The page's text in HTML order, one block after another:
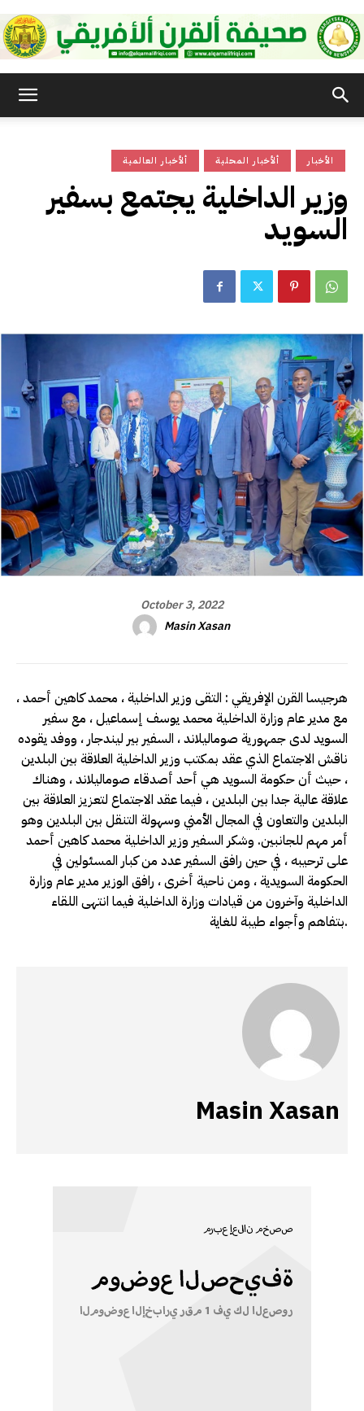
القرنألأخبار العالمية ألأخبار المحلية الأخبار
وزير الداخلية يجتمع بسفير
السويد
October 3, 2022
Masin Xasan
هرجيسا القرن الإفريقي : التقى وزير الداخلية ، محمد كاهين أحمد ،
مع مدير عام وزارة الداخلية محمد يوسف إسماعيل ، مع سفير
السويد لدى جمهورية صوماليلاند ، السفير بير ليندجار ، ووفد يقوده
ناقش الاجتماع الذي عقد بمكتب وزير الداخلية العلاقة بين البلدين
، حيث أن حكومة السويد هي أحد أصدقاء صوماليلاند ، وهناك
علاقة عالية جدا بين البلدين ، فيما عقد الاجتماع لتعزيز العلاقة بين
البلدين والتعاون في المجال الأمني وسهولة التنقل بين البلدين وهو
أمر مهم للجانبين. وشكر السفير وزير الداخلية محمد كاهين أحمد
على ترحيبه ، في حين رافق السفير عدد من كبار المسئولين في
الحكومة السويدية ، ومن ناحية أخرى ، رافق الوزير مدير عام وزارة
الداخلية وآخرون من قيادات وزارة الداخلية فيما انتهى اللقاء
بتفاهم وأجواء طيبة للغاية.
Masin Xasan